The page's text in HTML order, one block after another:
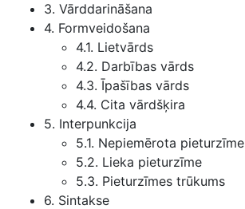
3. Vārddarināšana
4. Formveidošana
4.1. Lietvārds
4.2. Darbības vārds
4.3. Īpašības vārds
4.4. Cita vārdšķira
5. Interpunkcija
5.1. Nepiemērota pieturzīme
5.2. Lieka pieturzīme
5.3. Pieturzīmes trūkums
6. Sintakse